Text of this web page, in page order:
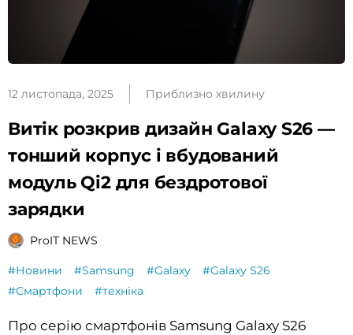
12 листопада, 2025 Приблизно хвилину
Витік розкрив дизайн Galaxy S26 —
тонший корпус і вбудований
модуль Qi2 для бездротової
зарядки
ProIT NEWS
#Новини #Samsung #Galaxy
#Galaxy S26
#Смартфони
#техніка
Про серію смартфонів Samsung Galaxy S26